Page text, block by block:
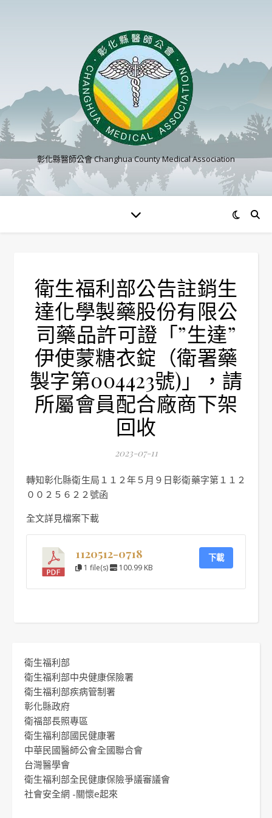
彰化縣醫師公會 Changhua County Medical Association
衛生福利部公告註銷生
達化學製藥股份有限公
司藥品許可證「”生達”
伊使蒙糖衣錠（衛署藥
製字第004423號)」，請
所屬會員配合廠商下架
回收
2023-07-11
轉知彰化縣衛生局１１２年５月９日彰衛藥字第１１２
００２５６２２號函
全文詳見檔案下載
1120512-0718
1 file(s) 100.99 KB
下載
衛生福利部
衛生福利部中央健康保險署
衛生福利部疾病管制署
彰化縣政府
衛福部長照專區
衛生福利部國民健康署
中華民國醫師公會全國聯合會
台灣醫學會
衛生福利部全民健康保險爭議審議會
社會安全網 -關懷e起來